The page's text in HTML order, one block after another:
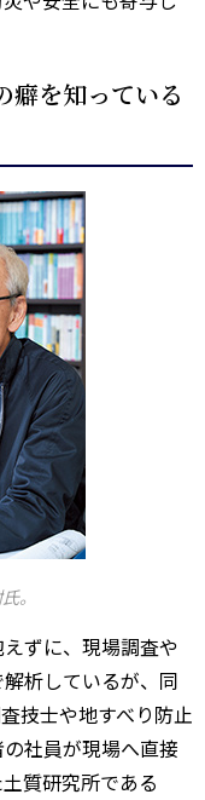
癖を知っている
。
ずに、現場調査や
析しているが、同
技士や地すべり防止
社員が現場へ直接
質研究所である